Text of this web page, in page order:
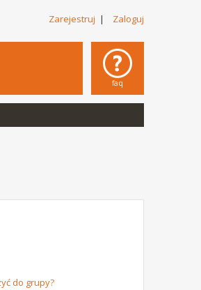
Zarejestruj | Zaloguj
faq
do grupy?